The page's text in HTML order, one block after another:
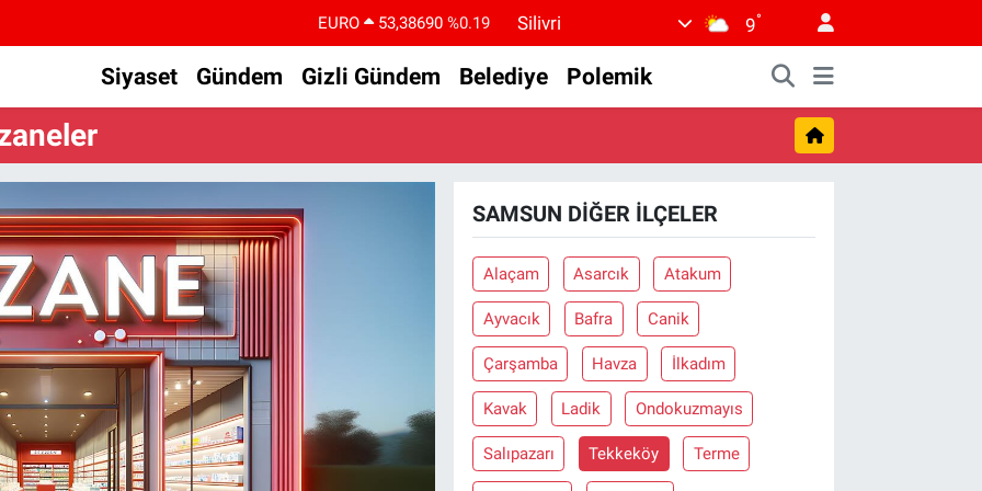
EURO 53,38690 %0.19
STERLİN
61,60380
%0.18
BITCOIN
79.591,74
%0.02
Silivri 9°
Siyaset Gündem Gizli Gündem Belediye Polemik
SAMSUN DIĞER İLÇELER
Alaçam Asarcık Atakum
Ayvacık Bafra Canik
Çarşamba Havza İlkadım
Kavak Ladik Ondokuzmayıs
Salıpazarı Tekkeköy Terme